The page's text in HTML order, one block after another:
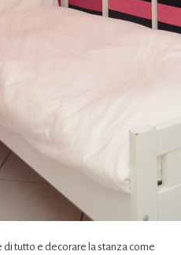
tutto e decorare la stanza come